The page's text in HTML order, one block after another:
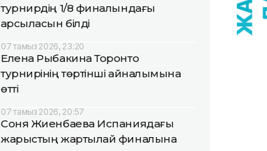
турнирдің 1/8 финалындағы
қарсыласын білді
07 тамыз 2026, 23:20
Елена Рыбакина Торонто
турнирінің төртінші айналымына
өтті
07 тамыз 2026, 20:57
Соня Жиенбаева Испаниядағы
жарыстың жартылай финалына